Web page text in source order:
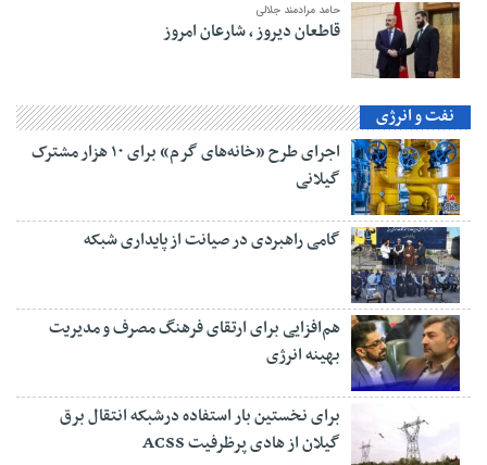
حامد مرادمند جلالی
قاطعان دیروز ، شارعان امروز
نفت و انرژی
اجرای طرح «خانه‌های گرم» برای ۱۰ هزار مشترک
گیلانی
گامی راهبردی در صیانت از پایداری شبکه
هم‌افزایی برای ارتقای فرهنگ مصرف و مدیریت
بهینه انرژی
برای نخستین بار استفاده درشبکه انتقال برق
گیلان از هادی پرظرفیت ACSS